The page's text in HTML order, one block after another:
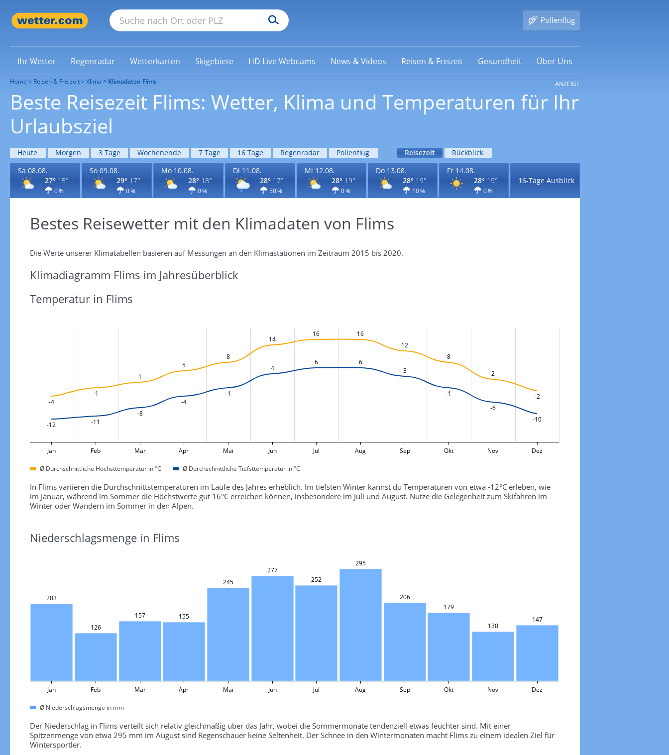
Pollenflug
Ihr Wetter Regenradar Wetterkarten Skigebiete HD Live Webcams News & Videos Reisen & Freizeit Gesundheit Über Uns
Home Reisen & Freizeit Klima Klimadaten Flims
Beste Reisezeit Flims: Wetter, Klima und Temperaturen für Ihr
Urlaubsziel
ANZEIGE
Heute Morgen 3 Tage Wochenende 7 Tage 16 Tage Regenradar Pollenflug Reisezeit
Rückblick
Sa 08.08.
27° 15°
0 %
So 09.08.
29° 17°
0 %
Mo 10.08.
28° 18°
0 %
Di 11.08.
28° 17°
50 %
Mi 12.08.
28° 19°
0 %
Do 13.08.
28° 19°
10 %
Fr 14.08.
28° 19°
0 %
16-Tage Ausblick
Bestes Reisewetter mit den Klimadaten von Flims
Die Werte unserer Klimatabellen basieren auf Messungen an den Klimastationen im Zeitraum 2015 bis 2020.
Klimadiagramm Flims im Jahresüberblick
Temperatur in Flims
-4
-1
1
5
8
14
16
16
12
8
2
-2
-12 -11
-8
-4
-1
4
6
6
3
-1
-6
-10
Jan Feb Mar Apr Mai Jun Jul Aug Sep Okt Nov Dez
Ø Durchschnittliche Höchsttemperatur in °C Ø Durchschnittliche Tiefsttemperatur in °C
In Flims variieren die Durchschnittstemperaturen im Laufe des Jahres erheblich. Im tiefsten Winter kannst du Temperaturen von etwa -12°C erleben, wie
im Januar, während im Sommer die Höchstwerte gut 16°C erreichen können, insbesondere im Juli und August. Nutze die Gelegenheit zum Skifahren im
Winter oder Wandern im Sommer in den Alpen.
Niederschlagsmenge in Flims
203
126
157 155
245
277
252
295
206
179
130
147
Jan Feb Mar Apr Mai Jun Jul Aug Sep Okt Nov Dez
Ø Niederschlagsmenge in mm
Der Niederschlag in Flims verteilt sich relativ gleichmäßig über das Jahr, wobei die Sommermonate tendenziell etwas feuchter sind. Mit einer
Spitzenmenge von etwa 295 mm im August sind Regenschauer keine Seltenheit. Der Schnee in den Wintermonaten macht Flims zu einem idealen Ziel für
Wintersportler.